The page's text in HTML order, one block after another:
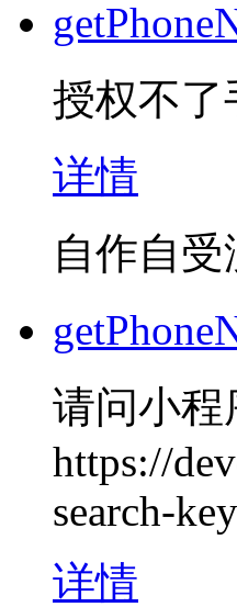
授权不了
详情
自作自受
请问小程
https://
search-
详情